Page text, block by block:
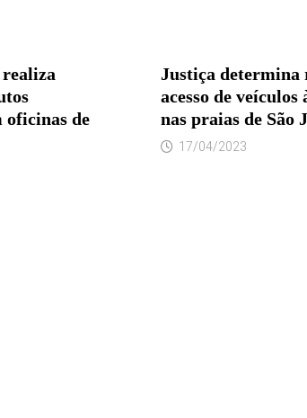
realiza
oficinas de
Justiça determina
acesso de
nas praias de São
17/04/2023